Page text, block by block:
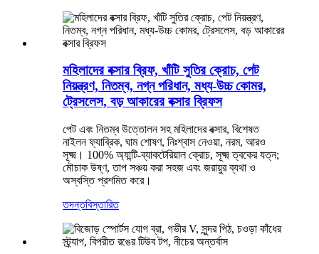
মহিলাদের বক্সার ব্রিফ, খাঁটি সুতির ক্রোচ, পেট
নিয়ন্ত্রণ, নিতম্ব, নগ্ন পরিধান, মধ্য-উচ্চ কোমর,
ট্রেসলেস, বড় আকারের বক্সার ব্রিফস
পেট এবং নিতম্ব উত্তোলন সহ মহিলাদের বক্সার, বিশেষত
নাইলন ফ্যাব্রিক, ঘাম শোষণ, নিঃশ্বাস নেওয়া, নরম, আরও
সূক্ষ্ম। 100% অ্যান্টি-ব্যাকটেরিয়াল ক্রোচ, সূক্ষ্ম ত্বকের যত্ন;
মৌচাক উষ্ণ, তাপ সঞ্চয় করা সহজ এবং জরায়ুর ব্যথা ও
অস্বস্তি প্রশমিত করে।
তদন্তবিস্তারিত